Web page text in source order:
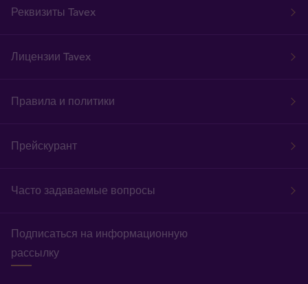
Реквизиты Tavex
Лицензии Tavex
Правила и политики
Прейскурант
Часто задаваемые вопросы
Подписаться на информационную
рассылку